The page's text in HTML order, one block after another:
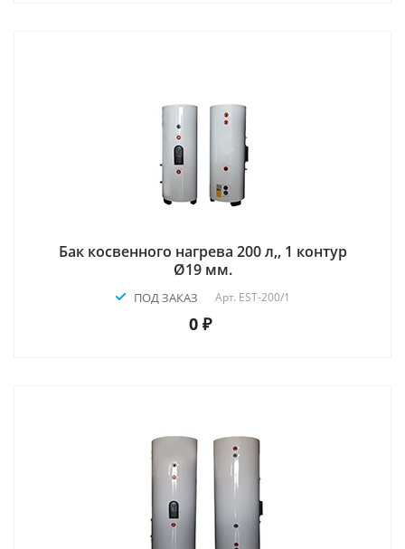
Бак косвенного нагрева 200 л,, 1 контур
Ø19 мм.
ПОД ЗАКАЗ Арт. EST-200/1
0 ₽